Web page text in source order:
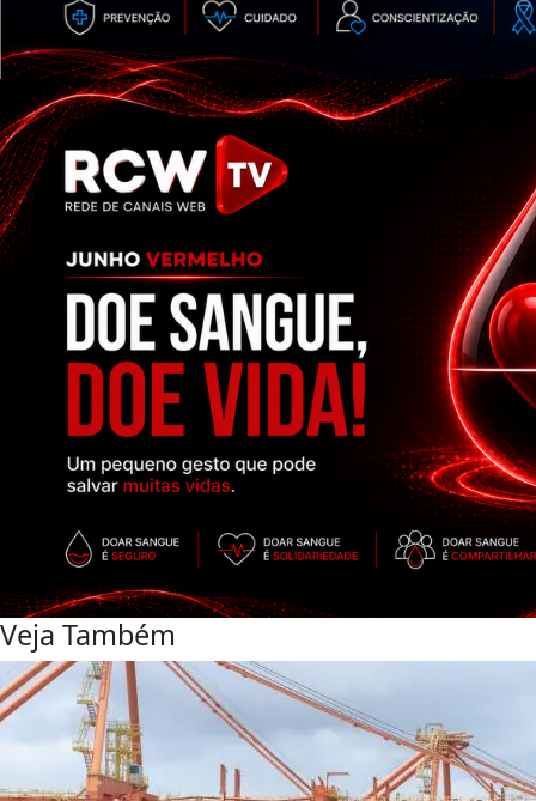
Veja Também